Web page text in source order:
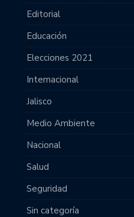
Editorial
Educación
Elecciones 2021
Internacional
Jalisco
Medio Ambiente
Nacional
Salud
Seguridad
Sin categoría